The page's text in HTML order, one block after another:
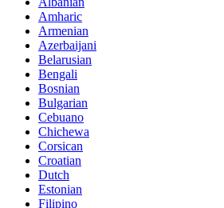
Amharic
Armenian
Azerbaijani
Belarusian
Bengali
Bosnian
Bulgarian
Cebuano
Chichewa
Corsican
Croatian
Dutch
Estonian
Filipino